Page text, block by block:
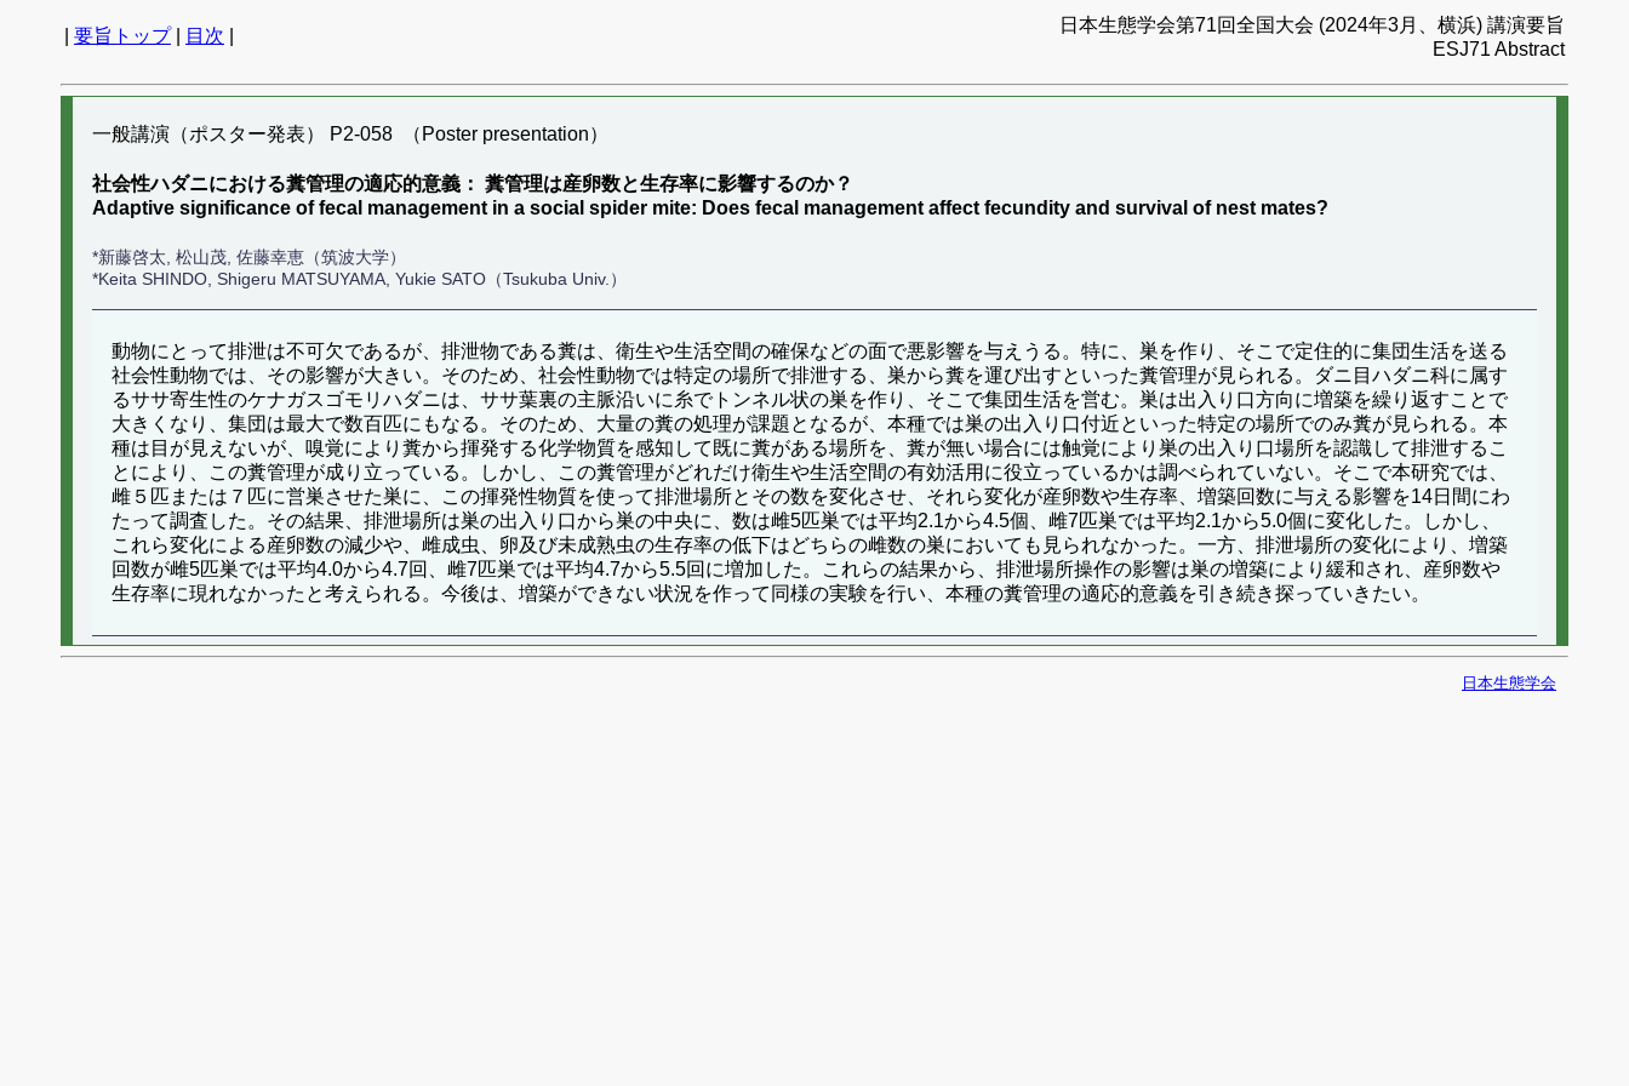
要旨トップ| 目次
日本生態学会第71回全国大会 (2024年3月、横浜) 講演要旨
ESJ71 Abstract
一般講演（ポスター発表） P2-058 （Poster presentation）
社会性ハダニにおける糞管理の適応的意義： 糞管理は産卵数と生存率に影響するのか？
Adaptive significance of fecal management in a social spider mite: Does fecal management affect fecundity and survival of nest mates?
*新藤啓太, 松山茂, 佐藤幸恵（筑波大学）
*Keita SHINDO, Shigeru MATSUYAMA, Yukie SATO（Tsukuba Univ.）
動物にとって排泄は不可欠であるが、排泄物である糞は、衛生や生活空間の確保などの面で悪影響を与えうる。特に、巣を作り、そこで定住的に集団生活を送る
社会性動物では、その影響が大きい。そのため、社会性動物では特定の場所で排泄する、巣から糞を運び出すといった糞管理が見られる。ダニ目ハダニ科に属す
るササ寄生性のケナガスゴモリハダニは、ササ葉裏の主脈沿いに糸でトンネル状の巣を作り、そこで集団生活を営む。巣は出入り口方向に増築を繰り返すことで
大きくなり、集団は最大で数百匹にもなる。そのため、大量の糞の処理が課題となるが、本種では巣の出入り口付近といった特定の場所でのみ糞が見られる。本
種は目が見えないが、嗅覚により糞から揮発する化学物質を感知して既に糞がある場所を、糞が無い場合には触覚により巣の出入り口場所を認識して排泄するこ
とにより、この糞管理が成り立っている。しかし、この糞管理がどれだけ衛生や生活空間の有効活用に役立っているかは調べられていない。そこで本研究では、
雌５匹または７匹に営巣させた巣に、この揮発性物質を使って排泄場所とその数を変化させ、それら変化が産卵数や生存率、増築回数に与える影響を14日間にわ
たって調査した。その結果、排泄場所は巣の出入り口から巣の中央に、数は雌5匹巣では平均2.1から4.5個、雌7匹巣では平均2.1から5.0個に変化した。しかし、
これら変化による産卵数の減少や、雌成虫、卵及び未成熟虫の生存率の低下はどちらの雌数の巣においても見られなかった。一方、排泄場所の変化により、増築
回数が雌5匹巣では平均4.0から4.7回、雌7匹巣では平均4.7から5.5回に増加した。これらの結果から、排泄場所操作の影響は巣の増築により緩和され、産卵数や
生存率に現れなかったと考えられる。今後は、増築ができない状況を作って同様の実験を行い、本種の糞管理の適応的意義を引き続き探っていきたい。
日本生態学会